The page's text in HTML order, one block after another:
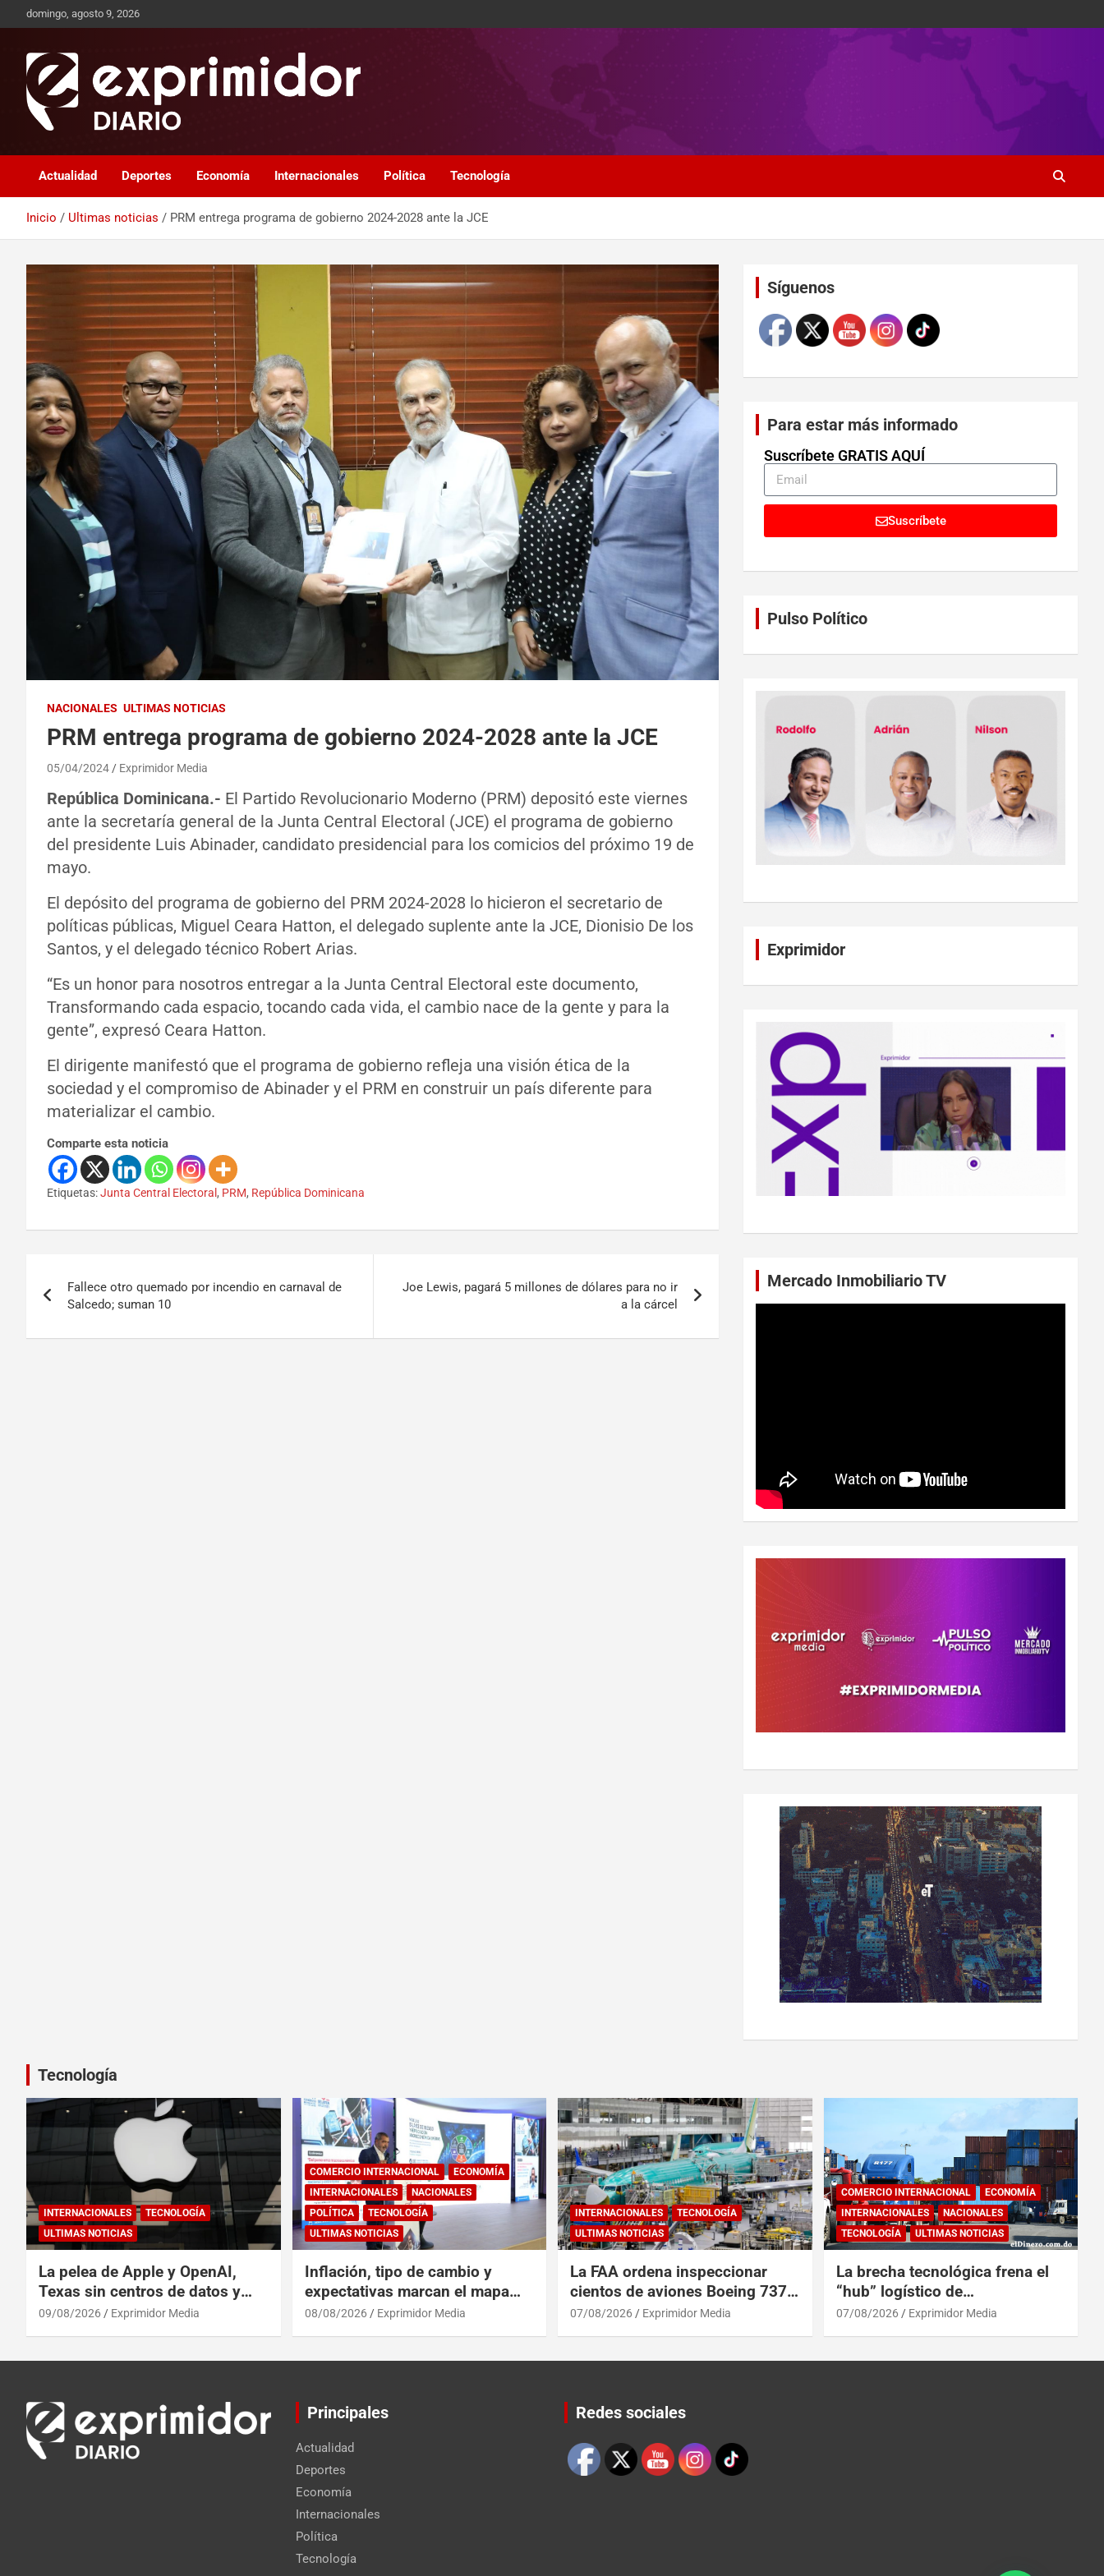
domingo, agosto 9, 2026
Exprimidor media
Actualidad Deportes Economía Internacionales Política Tecnología
Inicio Ultimas noticias PRM entrega programa de gobierno 2024-2028 ante la JCE
NACIONALES ULTIMAS NOTICIAS
PRM entrega programa de gobierno 2024-2028 ante la JCE
05/04/2024 Exprimidor Media
República Dominicana.- El Partido Revolucionario Moderno (PRM) depositó este viernes
ante la secretaría general de la Junta Central Electoral (JCE) el programa de gobierno
del presidente Luis Abinader, candidato presidencial para los comicios del próximo 19 de
mayo.
El depósito del programa de gobierno del PRM 2024-2028 lo hicieron el secretario de
políticas públicas, Miguel Ceara Hatton, el delegado suplente ante la JCE, Dionisio De los
Santos, y el delegado técnico Robert Arias.
“Es un honor para nosotros entregar a la Junta Central Electoral este documento,
Transformando cada espacio, tocando cada vida, el cambio nace de la gente y para la
gente”, expresó Ceara Hatton.
El dirigente manifestó que el programa de gobierno refleja una visión ética de la
sociedad y el compromiso de Abinader y el PRM en construir un país diferente para
materializar el cambio.
Comparte esta noticia
Etiquetas:Junta Central Electoral , PRM, República Dominicana
Fallece otro quemado por incendio en carnaval de
Salcedo; suman 10
Joe Lewis, pagará 5 millones de dólares para no ir
a la cárcel
SíguenosSet Youtube Channel ID
Para estar más informado
Suscríbete GRATIS AQUÍ
Suscríbete
Pulso Político
Exprimidor
Mercado Inmobiliario TV
Tecnología
INTERNACIONALES
TECNOLOGÍA
ULTIMAS NOTICIAS
La pelea de Apple y OpenAI,
Texas sin centros de datos y
otros clics tecnológicos de
09/08/2026 Exprimidor Media
COMERCIO INTERNACIONAL
ECONOMÍA
INTERNACIONALES
NACIONALES
POLÍTICA
TECNOLOGÍA
ULTIMAS NOTICIAS
Inflación, tipo de cambio y
expectativas marcan el mapa
del riesgo financiero
08/08/2026 Exprimidor Media
INTERNACIONALES
TECNOLOGÍA
ULTIMAS NOTICIAS
La FAA ordena inspeccionar
cientos de aviones Boeing 737
Max por posibles grietas
07/08/2026 Exprimidor Media
COMERCIO INTERNACIONAL
ECONOMÍA
INTERNACIONALES
NACIONALES
TECNOLOGÍA
ULTIMAS NOTICIAS
La brecha tecnológica frena el
“hub” logístico de
Centroamérica y RD
07/08/2026 Exprimidor Media
Principales
Actualidad
Deportes
Economía
Internacionales
Política
Tecnología
Redes sociales
Set Youtube Channel ID